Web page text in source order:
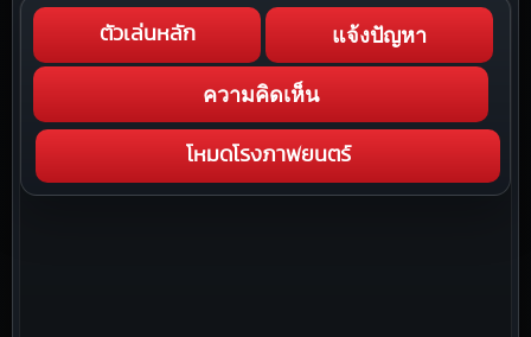
ตัวเล่นหลัก แจ้งปัญหา
ความคิดเห็น
โหมดโรงภาพยนตร์